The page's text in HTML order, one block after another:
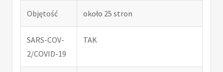
Objętość około 25 stron
SARS-COV-
2/COVID-19
TAK